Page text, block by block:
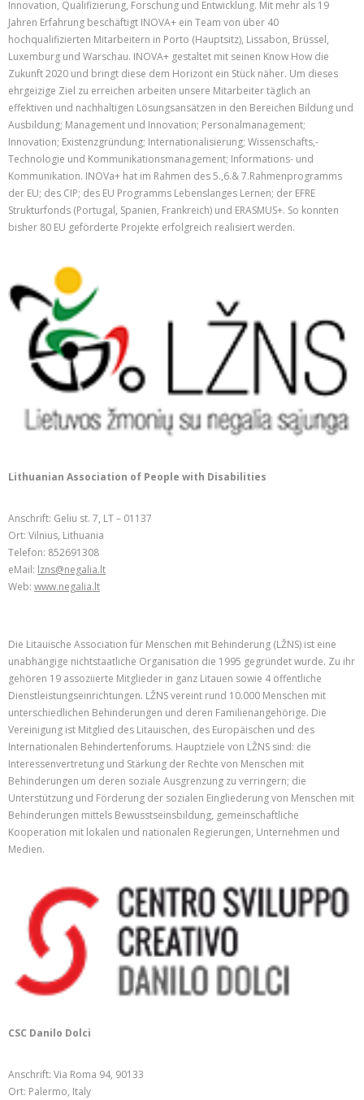
Innovation, Qualifizierung, Forschung und Entwicklung. Mit mehr als 19
Jahren Erfahrung beschäftigt INOVA+ ein Team von über 40
hochqualifizierten Mitarbeitern in Porto (Hauptsitz), Lissabon, Brüssel,
Luxemburg und Warschau. INOVA+ gestaltet mit seinen Know How die
Zukunft 2020 und bringt diese dem Horizont ein Stück näher. Um dieses
ehrgeizige Ziel zu erreichen arbeiten unsere Mitarbeiter täglich an
effektiven und nachhaltigen Lösungsansätzen in den Bereichen Bildung und
Ausbildung; Management und Innovation; Personalmanagement;
Innovation; Existenzgründung; Internationalisierung; Wissenschafts,-
Technologie und Kommunikationsmanagement; Informations- und
Kommunikation. INOVa+ hat im Rahmen des 5.,6.& 7.Rahmenprogramms
der EU; des CIP; des EU Programms Lebenslanges Lernen; der EFRE
Strukturfonds (Portugal, Spanien, Frankreich) und ERASMUS+. So konnten
bisher 80 EU geförderte Projekte erfolgreich realisiert werden.
Lithuanian Association of People with Disabilities
Anschrift: Geliu st. 7, LT – 01137
Ort: Vilnius, Lithuania
Telefon: 852691308
eMail: lzns@negalia.lt
Web: www.negalia.lt
Die Litauische Association für Menschen mit Behinderung (LŽNS) ist eine
unabhängige nichtstaatliche Organisation die 1995 gegründet wurde. Zu ihr
gehören 19 assoziierte Mitglieder in ganz Litauen sowie 4 öffentliche
Dienstleistungseinrichtungen. LŽNS vereint rund 10.000 Menschen mit
unterschiedlichen Behinderungen und deren Familienangehörige. Die
Vereinigung ist Mitglied des Litauischen, des Europäischen und des
Internationalen Behindertenforums. Hauptziele von LŽNS sind: die
Interessenvertretung und Stärkung der Rechte von Menschen mit
Behinderungen um deren soziale Ausgrenzung zu verringern; die
Unterstützung und Förderung der sozialen Eingliederung von Menschen mit
Behinderungen mittels Bewusstseinsbildung, gemeinschaftliche
Kooperation mit lokalen und nationalen Regierungen, Unternehmen und
Medien.
CSC Danilo Dolci
Anschrift: Via Roma 94, 90133
Ort: Palermo, Italy